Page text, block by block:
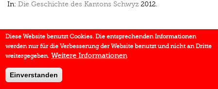
In: Die Geschichte des Kantons Schwyz 2012.
Diese Website benutzt Cookies. Die entsprechenden Informationen
werden nur für die Verbesserung der Website benutzt und nicht an Dritte
weitergegeben. Weitere Informationen
Einverstanden